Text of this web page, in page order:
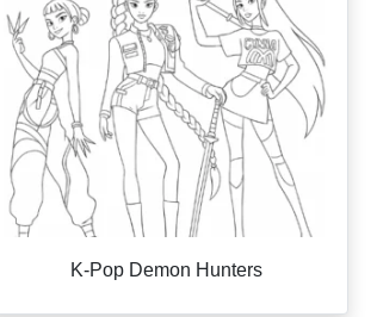
K-Pop Demon Hunters